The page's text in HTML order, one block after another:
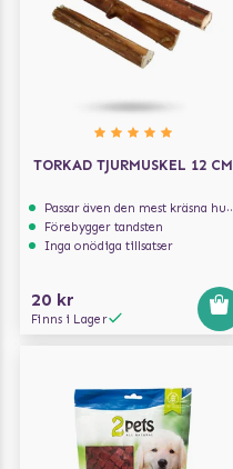
TORKAD TJURMUSKEL 12 CM
Passar även den mest kräsna hunden
Förebygger tandsten
Inga onödiga tillsatser
20 kr
Finns i Lager